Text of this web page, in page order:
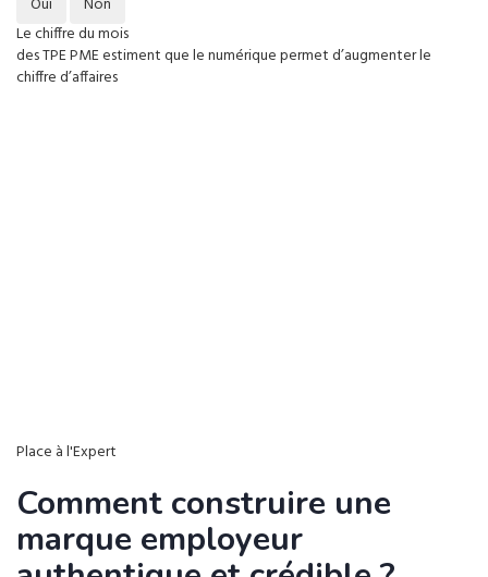
Le chiffre du mois
des TPE PME estiment que le numérique permet d’augmenter le
chiffre d’affaires
Place à l'Expert
Comment construire une
marque employeur